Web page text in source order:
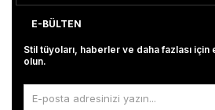
E-BÜLTEN
Stil tüyoları, haberler ve daha fazlası
olun.